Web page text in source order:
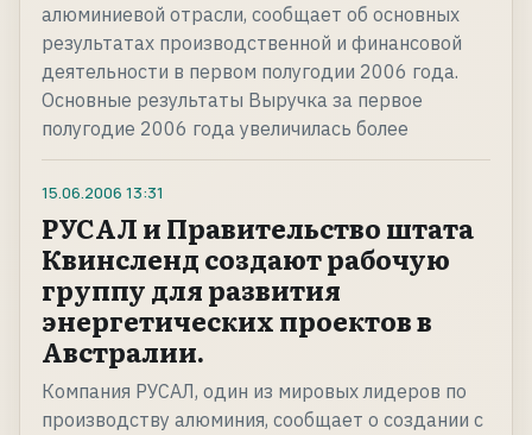
алюминиевой отрасли, сообщает об основных
результатах производственной и финансовой
деятельности в первом полугодии 2006 года.
Основные результаты Выручка за первое
полугодие 2006 года увеличилась более
15.06.2006 13:31
РУСАЛ и Правительство штата
Квинсленд создают рабочую
группу для развития
энергетических проектов в
Австралии.
Компания РУСАЛ, один из мировых лидеров по
производству алюминия, сообщает о создании с